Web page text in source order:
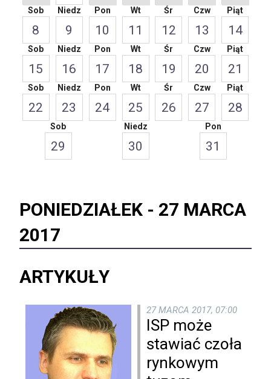
Sob
8
Niedz
9
Pon
10
Wt
11
Śr
12
Czw
13
Piąt
14
Sob
15
Niedz
16
Pon
17
Wt
18
Śr
19
Czw
20
Piąt
21
Sob
22
Niedz
23
Pon
24
Wt
25
Śr
26
Czw
27
Piąt
28
Sob
29
Niedz
30
Pon
31
PONIEDZIAŁEK - 27 MARCA
2017
ARTYKUŁY
27 MARCA 2017, 07:00
ISP może
stawiać czoła
rynkowym